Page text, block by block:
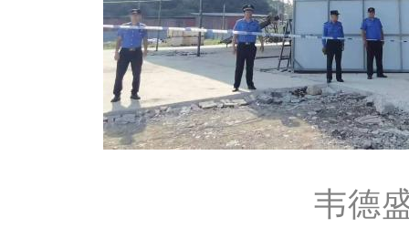
韦德